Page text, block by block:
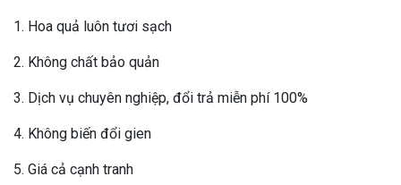
1. Hoa quả luôn tươi sạch
2. Không chất bảo quản
3. Dịch vụ chuyên nghiệp, đổi trả miễn phí 100%
4. Không biến đổi gien
5. Giá cả cạnh tranh